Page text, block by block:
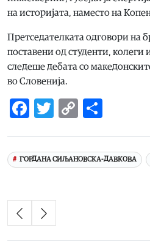
на историјата, наместо на
Претседателката одговори на
поставени од студенти,
следеше дебата со
во Словенија.
Facebook
Twitter
Copy
ГОРДАНА СИЉАНОВСКА-ДАВКОВА